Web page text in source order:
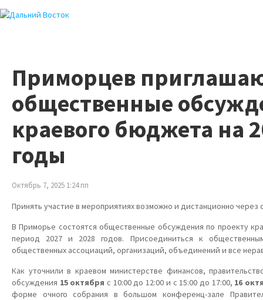
Приморцев
общественные
краевого бюджета на
годы
Октябрь 7, 2025 1:24 пп
Принять участие в мероприятиях возможно и дистанционно через
В Приморье состоятся общественные обсуждения по проекту
период 2027 и 2028 годов. Присоединиться к
общественных ассоциаций, организаций, объединений и все
Как уточнили в краевом министерстве финансов,
обсуждения 15 октября с 10:00 до 12:00 и с 15:00 до 17:00, 16
форме очного собрания в большом конференц-зале